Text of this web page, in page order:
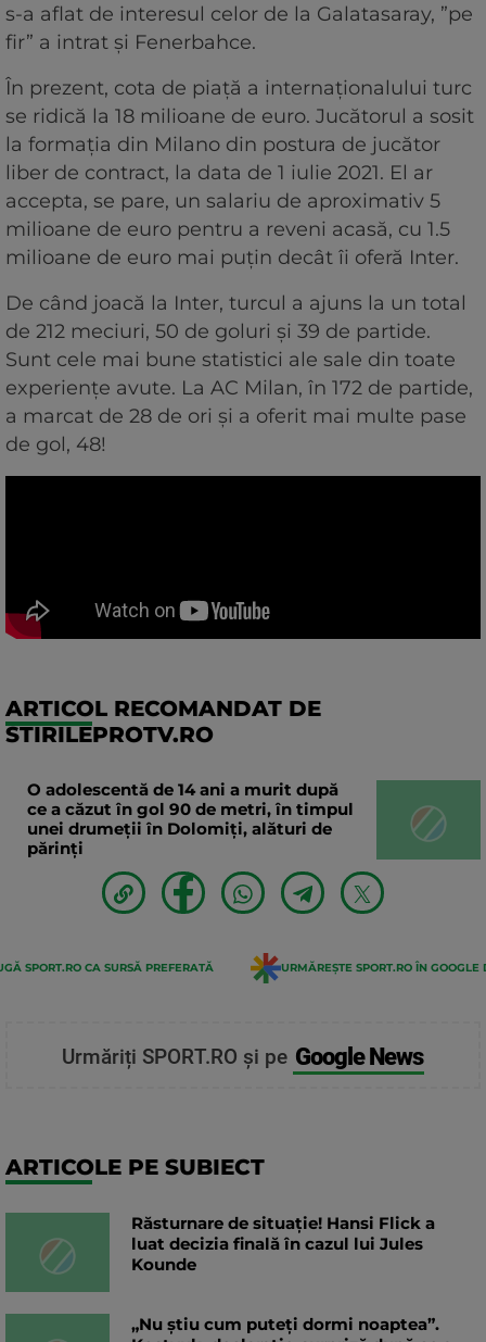
s-a aflat de interesul celor de la Galatasaray, ”pe
fir” a intrat și Fenerbahce.
În prezent, cota de piață a internaționalului turc
se ridică la 18 milioane de euro. Jucătorul a sosit
la formația din Milano din postura de jucător
liber de contract, la data de 1 iulie 2021. El ar
accepta, se pare, un salariu de aproximativ 5
milioane de euro pentru a reveni acasă, cu 1.5
milioane de euro mai puțin decât îi oferă Inter.
De când joacă la Inter, turcul a ajuns la un total
de 212 meciuri, 50 de goluri și 39 de partide.
Sunt cele mai bune statistici ale sale din toate
experiențe avute. La AC Milan, în 172 de partide,
a marcat de 28 de ori și a oferit mai multe pase
de gol, 48!
ARTICOL RECOMANDAT DE
STIRILEPROTV.RO
O adolescentă de 14 ani a murit după
ce a căzut în gol 90 de metri, în timpul
unei drumeții în Dolomiți, alături de
părinți
SPORT.RO CA SURSĂ PREFERATĂ URMĂREȘTE SPORT.RO ÎN GOOGLE
Urmăriți SPORT.RO și pe Google News
ARTICOLE PE SUBIECT
Răsturnare de situație! Hansi Flick a
luat decizia finală în cazul lui Jules
Kounde
„Nu știu cum puteți dormi noaptea”.